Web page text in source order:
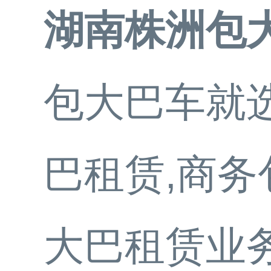
湖南株洲包
包大巴车就
巴租赁,商
大巴租赁业